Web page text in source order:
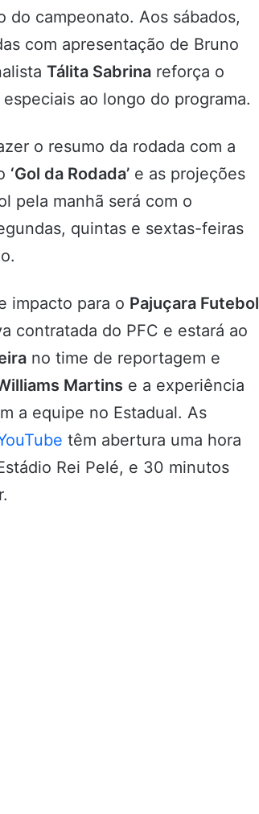
do campeonato. Aos sábados,
com apresentação de Bruno
Tálita Sabrina reforça o
ao longo do programa.
o resumo da rodada com a
‘Gol da Rodada’ e as projeções
pela manhã será com o
quintas e sextas-feiras
impacto para o Pajuçara Futebol
contratada do PFC e estará ao
no time de reportagem e
Martins e a experiência
a equipe no Estadual. As
têm abertura uma hora
Rei Pelé, e 30 minutos